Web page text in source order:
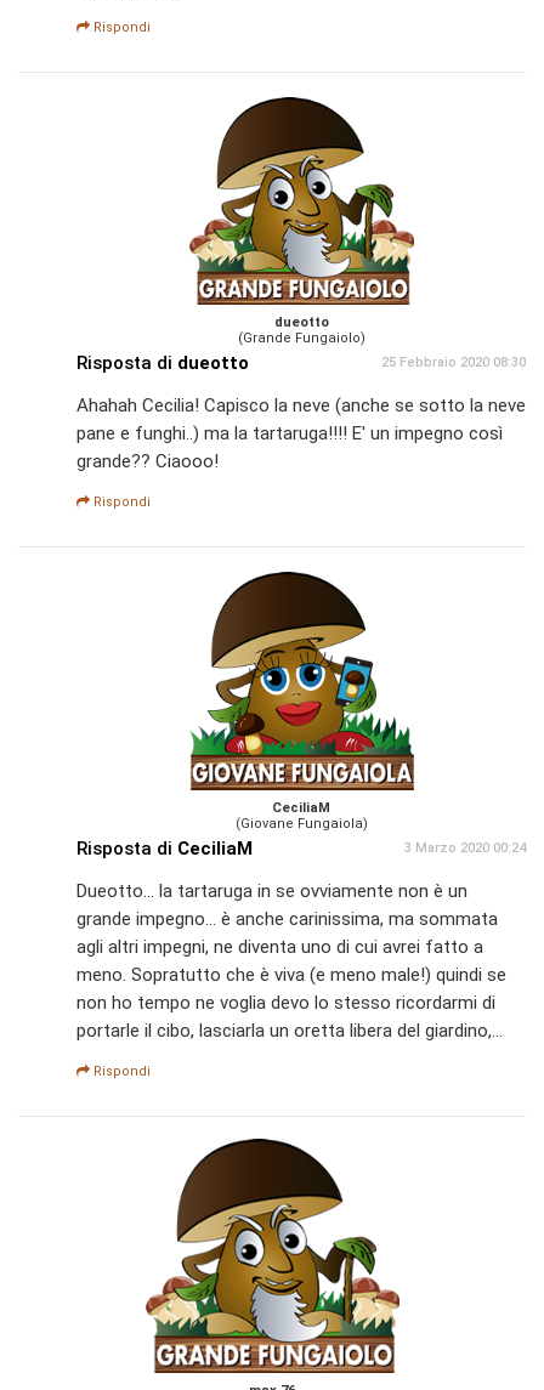
Rispondi
dueotto
(Grande Fungaiolo)
Risposta di dueotto 25 Febbraio 2020 08:30
Ahahah Cecilia! Capisco la neve (anche se sotto la neve
pane e funghi..) ma la tartaruga!!!! E' un impegno così
grande?? Ciaooo!
Rispondi
CeciliaM
(Giovane Fungaiola)
Risposta di CeciliaM 3 Marzo 2020 00:24
Dueotto... la tartaruga in se ovviamente non è un
grande impegno... è anche carinissima, ma sommata
agli altri impegni, ne diventa uno di cui avrei fatto a
meno. Sopratutto che è viva (e meno male!) quindi se
non ho tempo ne voglia devo lo stesso ricordarmi di
portarle il cibo, lasciarla un oretta libera del giardino,...
Rispondi